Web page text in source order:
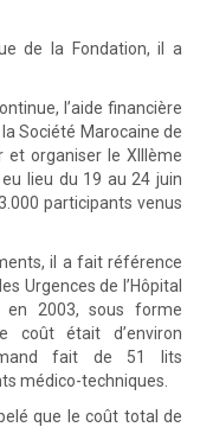
de la Fondation, il a
l’aide financière
Société Marocaine de
et organiser le XIIIème
lieu du 19 au 24 juin
participants venus
il a fait référence
Urgences de l’Hôpital
en 2003, sous forme
coût était d’environ
fait de 51 lits
médico-techniques.
que le coût total de